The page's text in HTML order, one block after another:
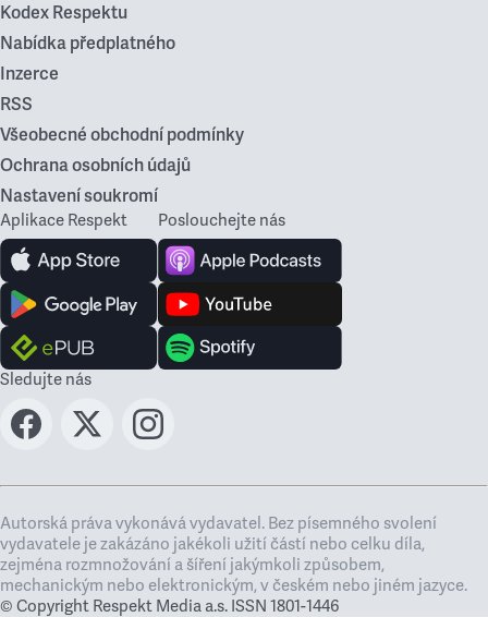
Kodex Respektu
Nabídka předplatného
Inzerce
RSS
Všeobecné obchodní podmínky
Ochrana osobních údajů
Nastavení soukromí
Aplikace Respekt Poslouchejte nás
Sledujte nás
Autorská práva vykonává vydavatel. Bez písemného svolení
vydavatele je zakázáno jakékoli užití částí nebo celku díla,
zejména rozmnožování a šíření jakýmkoli způsobem,
mechanickým nebo elektronickým, v českém nebo jiném jazyce.
© Copyright Respekt Media a.s. ISSN 1801-1446